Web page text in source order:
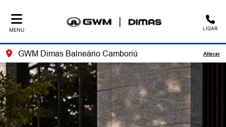
MENU LIGAR
GWM Dimas Balneário Camboriú Alterar